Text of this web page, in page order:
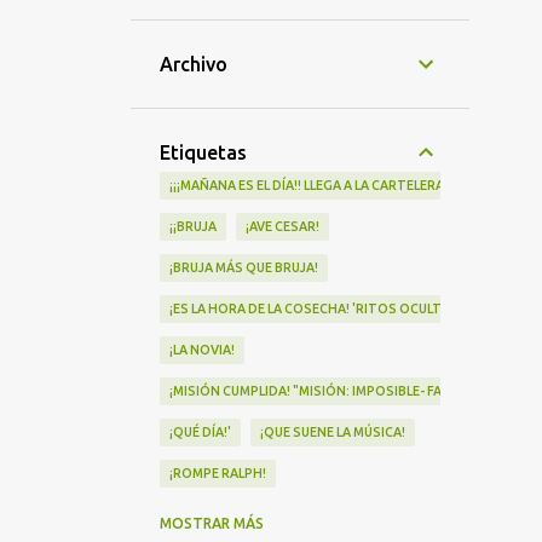
Archivo
Etiquetas
¡¡¡MAÑANA ES EL DÍA!! LLEGA A LA CARTELERA "MAD HEIDI"
¡¡BRUJA ¡AVE CESAR!
¡BRUJA MÁS QUE BRUJA!
¡ES LA HORA DE LA COSECHA! 'RITOS OCULTOS' LLEGA A
¡LA NOVIA!
¡MISIÓN CUMPLIDA! "MISIÓN: IMPOSIBLE- FALLOUT" Nº1 EN
¡QUÉ DÍA!' ¡QUE SUENE LA MÚSICA!
¡ROMPE RALPH!
¡VA POR NOSOTRAS!
MOSTRAR MÁS